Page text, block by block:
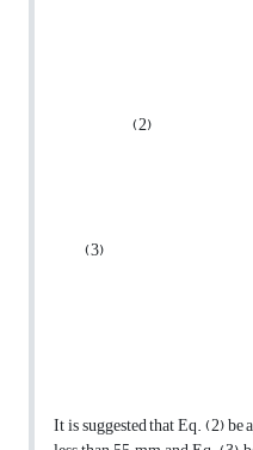
(2)
(3)
It is suggested that Eq. (2)